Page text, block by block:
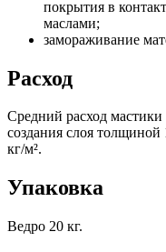
покрытия в
маслами;
замораживание
Расход
Средний расход
создания слоя толщиной
кг/м².
Упаковка
Ведро 20 кг.